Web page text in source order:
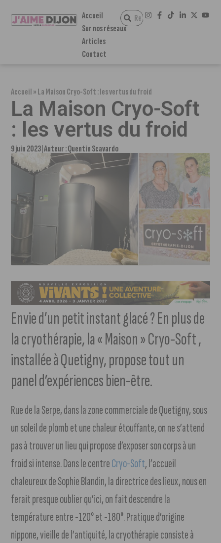
Accueil
Sur nos réseaux
Articles
Contact
Accueil»La Maison Cryo-Soft : les vertus du froid
La Maison Cryo-Soft
: les vertus du froid
9 juin 2023 Auteur :Quentin Scavardo
Envie d’un petit instant glacé ? En plus de
la cryothérapie, la « Maison » Cryo-Soft ,
installée à Quetigny, propose tout un
panel d’expériences bien-être.
Rue de la Serpe, dans la zone commerciale de Quetigny, sous
un soleil de plomb et une chaleur étouffante, on ne s’attend
pas à trouver un lieu qui propose d’exposer son corps à un
froid si intense. Dans le centreCryo-Soft, l’accueil
chaleureux de Sophie Blandin, la directrice des lieux, nous en
ferait presque oublier qu’ici, on fait descendre la
température entre -120° et -180°. Pratique d’origine
nippone, vieille de l’antiquité, la cryothérapie consiste à